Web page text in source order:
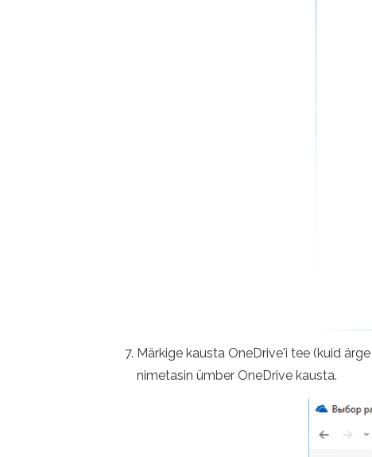
Märkige kausta OneDrive'i tee (kuid
nimetasin ümber OneDrive kausta.